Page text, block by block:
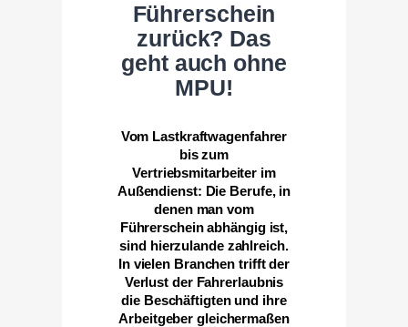
Führerschein
zurück? Das
geht auch ohne
MPU!
Vom Lastkraftwagenfahrer
bis zum
Vertriebsmitarbeiter im
Außendienst: Die Berufe, in
denen man vom
Führerschein abhängig ist,
sind hierzulande zahlreich.
In vielen Branchen trifft der
Verlust der Fahrerlaubnis
die Beschäftigten und ihre
Arbeitgeber gleichermaßen